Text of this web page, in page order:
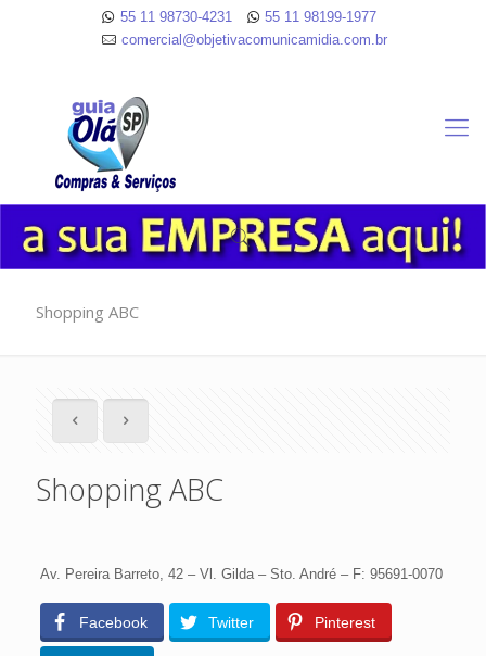
55 11 98730-4231
55 11 98199-1977
comercial@objetivacomunicamidia.com.br
Shopping ABC
Shopping ABC
Av. Pereira Barreto, 42 – Vl. Gilda – Sto. André – F: 95691-0070
Facebook Twitter Pinterest